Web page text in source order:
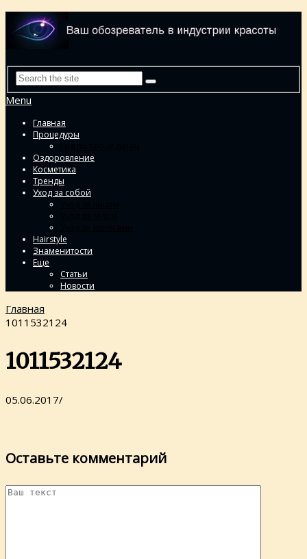
Menu
Главная
Процедуры
Оздоровление
Косметика
Тренды
Уход за собой
Hairstyle
Знаменитости
Еще
Статьи
Новости
Главная
1011532124
1011532124
05.06.2017/
Оставьте комментарий